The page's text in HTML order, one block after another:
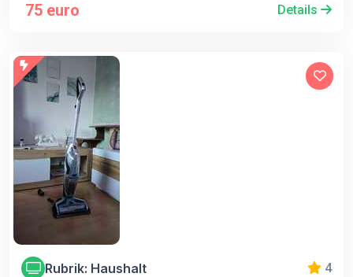
75 euro Details
Rubrik: Haushalt 4